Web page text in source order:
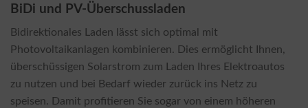
BiDi und PV-Überschussladen
Bidirektionales Laden lässt sich optimal mit
Photovoltaikanlagen kombinieren. Dies ermöglicht Ihnen,
überschüssigen Solarstrom zum Laden Ihres Elektroautos
zu nutzen und bei Bedarf wieder zurück ins Netz zu
speisen. Damit profitieren Sie sogar von einem höheren